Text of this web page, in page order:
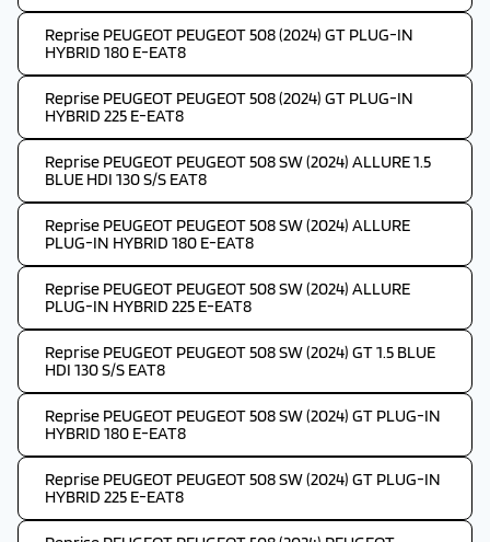
Reprise PEUGEOT PEUGEOT 508 (2024) GT PLUG-IN
HYBRID 180 E-EAT8
Reprise PEUGEOT PEUGEOT 508 (2024) GT PLUG-IN
HYBRID 225 E-EAT8
Reprise PEUGEOT PEUGEOT 508 SW (2024) ALLURE 1.5
BLUE HDI 130 S/S EAT8
Reprise PEUGEOT PEUGEOT 508 SW (2024) ALLURE
PLUG-IN HYBRID 180 E-EAT8
Reprise PEUGEOT PEUGEOT 508 SW (2024) ALLURE
PLUG-IN HYBRID 225 E-EAT8
Reprise PEUGEOT PEUGEOT 508 SW (2024) GT 1.5 BLUE
HDI 130 S/S EAT8
Reprise PEUGEOT PEUGEOT 508 SW (2024) GT PLUG-IN
HYBRID 180 E-EAT8
Reprise PEUGEOT PEUGEOT 508 SW (2024) GT PLUG-IN
HYBRID 225 E-EAT8